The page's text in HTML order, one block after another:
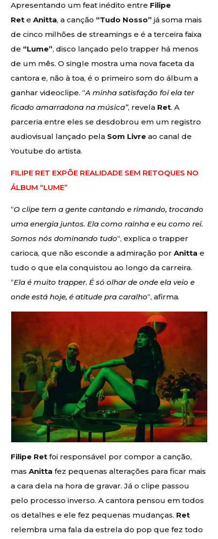
Apresentando um feat inédito entre Filipe
ReteAnitta, a canção “Tudo Nosso” já soma mais
de cinco milhões de streamings e é a terceira faixa
de “Lume”, disco lançado pelo trapper há menos
de um mês. O single mostra uma nova faceta da
cantora e, não à toa, é o primeiro som do álbum a
ganhar videoclipe. “A minha satisfação foi ela ter
ficado amarradona na música”, revela Ret. A
parceria entre eles se desdobrou em um registro
audiovisual lançado pela Som Livreao canal de
Youtube do artista.
FILIPE RET EXPÕE REALIDADE SEM RETOQUES NO
ÁLBUM “LUME”
“O clipe tem a gente cantando e rimando, trocando
uma energia juntos. Ela como rainha e eu como rei.
Somos nós dominando tudo“, explica o trapper
carioca, que não esconde a admiração porAnitta e
tudo o que ela conquistou ao longo da carreira.
“Ela é muito trapper. É só olhar de onde ela veio e
onde está hoje, é atitude pra caralho“, afirma.
Filipe Ret foi responsável por compor a canção,
masAnitta fez pequenas alterações para ficar mais
a cara dela na hora de gravar. Já o clipe passou
pelo processo inverso. A cantora pensou em todos
os detalhes e ele fez pequenas mudanças. Ret
relembra uma fala da estrela do pop que fez todo